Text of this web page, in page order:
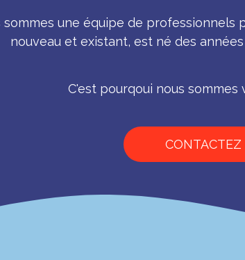
sommes une équipe de professionnels
nouveau et existant, est né des
C'est pourqoui nous
CONTACTEZ